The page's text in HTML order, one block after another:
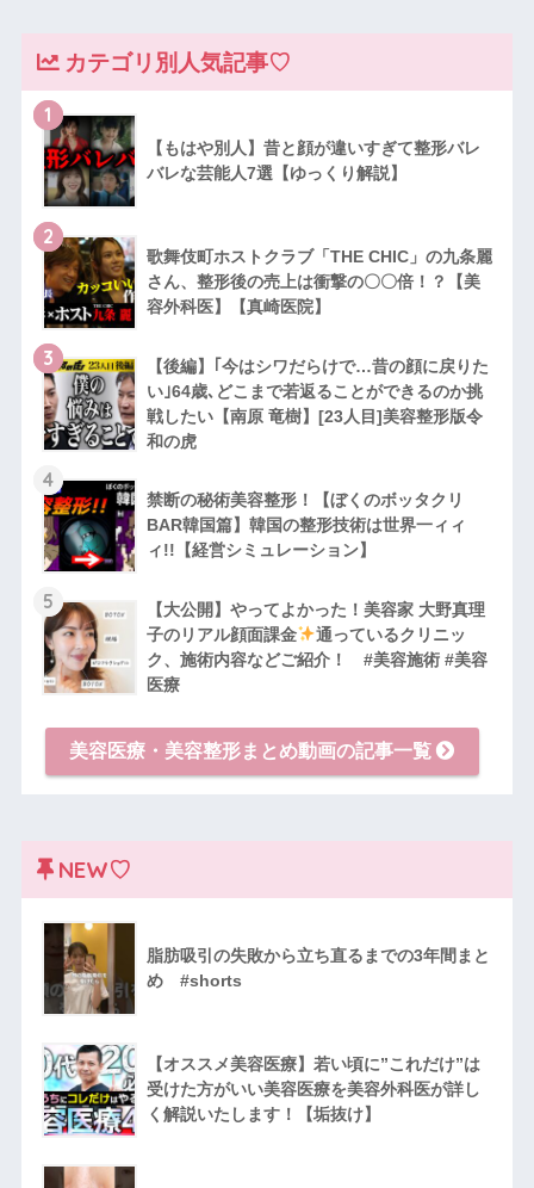
カテゴリ別人気記事♡
1
【もはや別人】昔と顔が違いすぎて整形バレ
バレな芸能人7選【ゆっくり解説】
2
歌舞伎町ホストクラブ「THE CHIC」の九条麗
さん、整形後の売上は衝撃の〇〇倍！？【美
容外科医】【真崎医院】
3
【後編】｢今はシワだらけで…昔の顔に戻りた
い｣64歳､どこまで若返ることができるのか挑
戦したい【南原 竜樹】[23人目]美容整形版令
和の虎
4
禁断の秘術美容整形！【ぼくのボッタクリ
BAR韓国篇】韓国の整形技術は世界一ィィ
ィ!!【経営シミュレーション】
5
【大公開】やってよかった！美容家 大野真理
子のリアル顔面課金
通っているクリニッ
ク、施術内容などご紹介！ #美容施術 #美容
医療
美容医療・美容整形まとめ動画の記事一覧
NEW♡
脂肪吸引の失敗から立ち直るまでの3年間まと
め #shorts
【オススメ美容医療】若い頃に”これだけ”は
受けた方がいい美容医療を美容外科医が詳し
く解説いたします！【垢抜け】